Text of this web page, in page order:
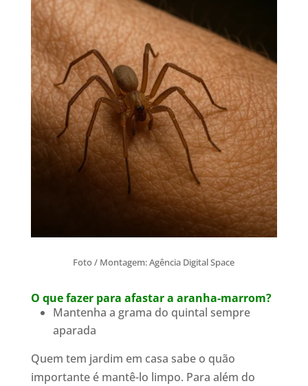
Foto / Montagem: Agência Digital Space
O que fazer para afastar a aranha-marrom?
Mantenha a grama do quintal sempre
aparada
Quem tem jardim em casa sabe o quão
importante é mantê-lo limpo. Para além do